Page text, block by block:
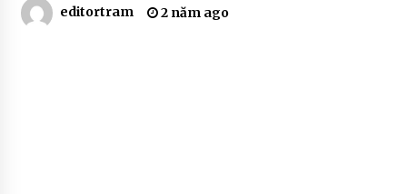
editortram 2 năm ago